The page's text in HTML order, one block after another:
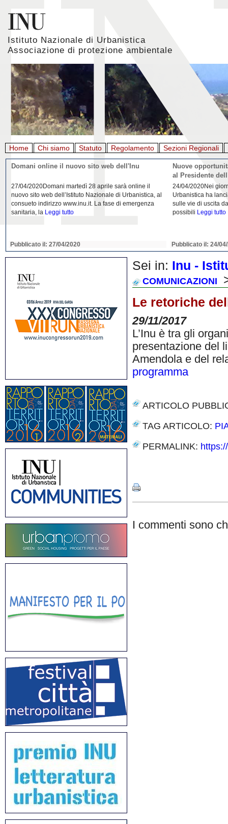
Istituto Nazionale di Urbanistica
Associazione di protezione ambientale
Home Chi siamo Statuto Regolamento Sezioni Regionali
Giornata mondiale della Terra, l'appello di Inu e
22/04/2020L'Istituto Nazionale di Urbanistica (INU) e
l’Associazione italiana di architettura del paesaggio
(AIAPP) in occasione della Giornata Mondiale della
Terra 2020Leggi tutto
Pubblicato il: 22/04/2020
La
21/04/
riflessione da parte
Domenico Moccia.
dell'architettura
Pubblicato il: 22/
Sei in: Inu -
COMUNICAZIONI
Le retoriche
29/11/2017
L’Inu è tra gli
presentazione del
Amendola e del
programma
ARTICOLO
TAG ARTICOLO:
PERMALINK:
I commenti sono